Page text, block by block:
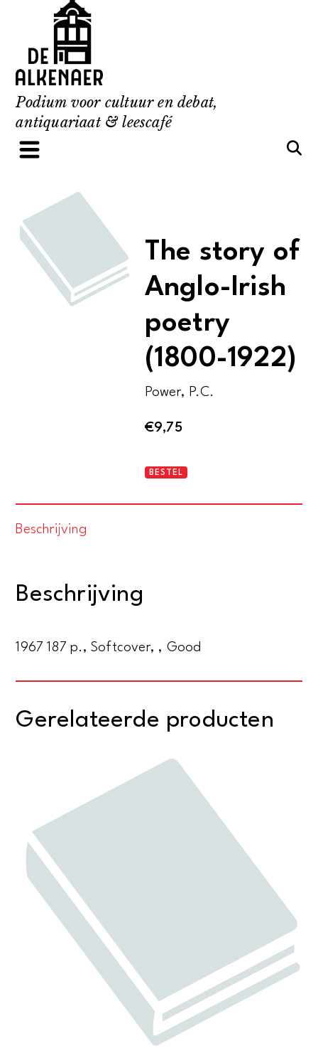
content
Podium voor cultuur en debat,
antiquariaat & leescafé
The story of
Anglo-Irish
poetry
(1800-1922)
Power, P.C.
€9,75
The
BESTEL
Beschrijving
Beschrijving
1967 187 p., Softcover, , Good
Gerelateerde producten